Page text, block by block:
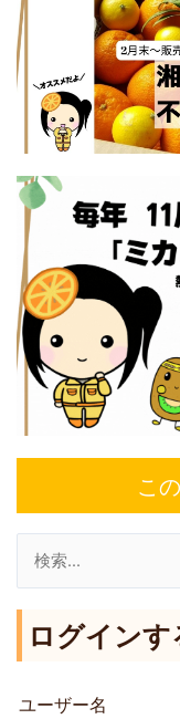
こ
索
象
ログインす
ユーザー名